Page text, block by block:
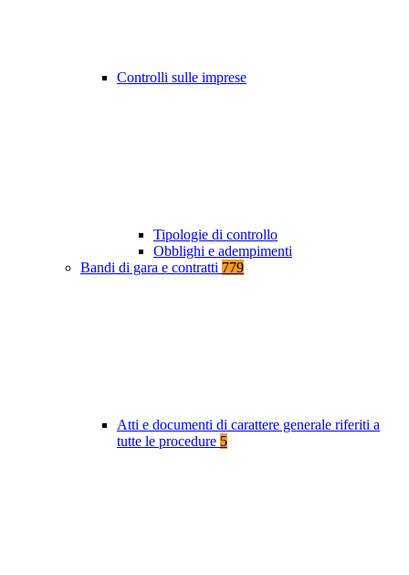
Controlli sulle imprese
Tipologie di controllo
Obblighi e adempimenti
Bandi di gara e contratti 779
Atti e documenti di carattere generale riferiti a
tutte le procedure 5